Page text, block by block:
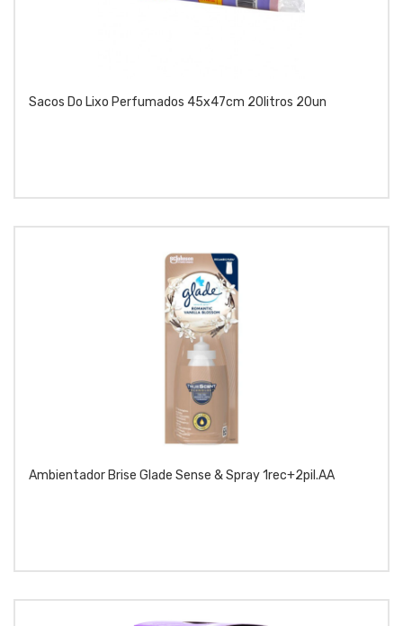
Sacos Do Lixo Perfumados 45x47cm 20litros 20un
Ambientador Brise Glade Sense & Spray 1rec+2pil.AA